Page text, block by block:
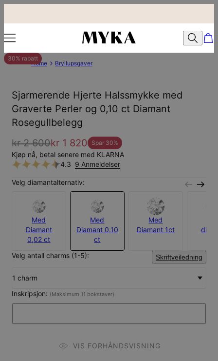
30% rabatt
Home Bryllupsgaver
Sjarmerende Hjerte Halssmykke med
Graverte Perler og 0,10 ct Diamant
Rosegullbelegg
kr 2 600kr 1 820 Spar 30%
Kjøp nå, betal senere med KLARNA
4.3 9 Anmeldelser
Velg diamantalternativ:
Med
Diamant
0,02 ct
Med
Diamant 0.10
ct
Med
Diamant 1ct
Velg antall charms (1-5): Skriftveiledning
1 charm
Inskripsjon: (Maksimum 11 bokstaver)
VIS FORHÅNDSVISNING